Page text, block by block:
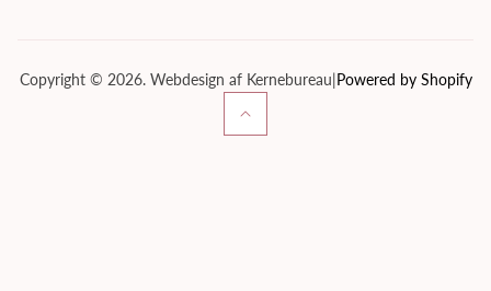
Copyright © 2026. Webdesign af Kernebureau|Powered by Shopify